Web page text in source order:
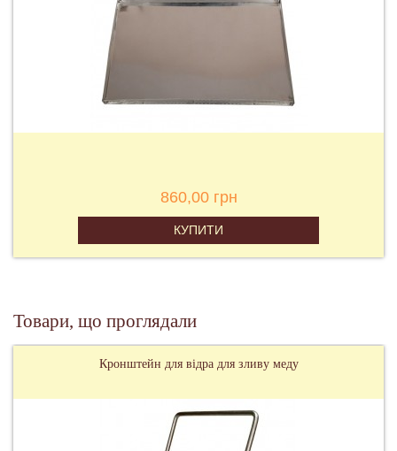
860,00 грн
КУПИТИ
Товари, що проглядали
Кронштейн для відра для зливу меду